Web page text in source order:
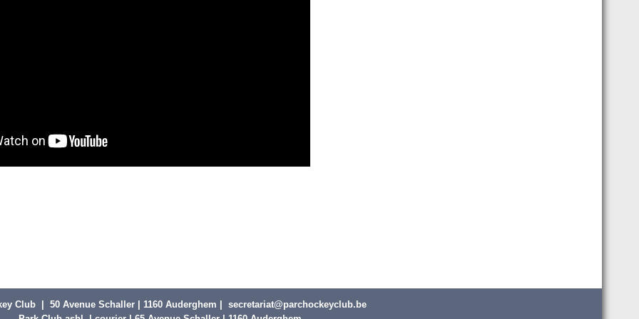
Club | 50 Avenue Schaller | 1160 Auderghem | secretariat@parchockeyclub.be